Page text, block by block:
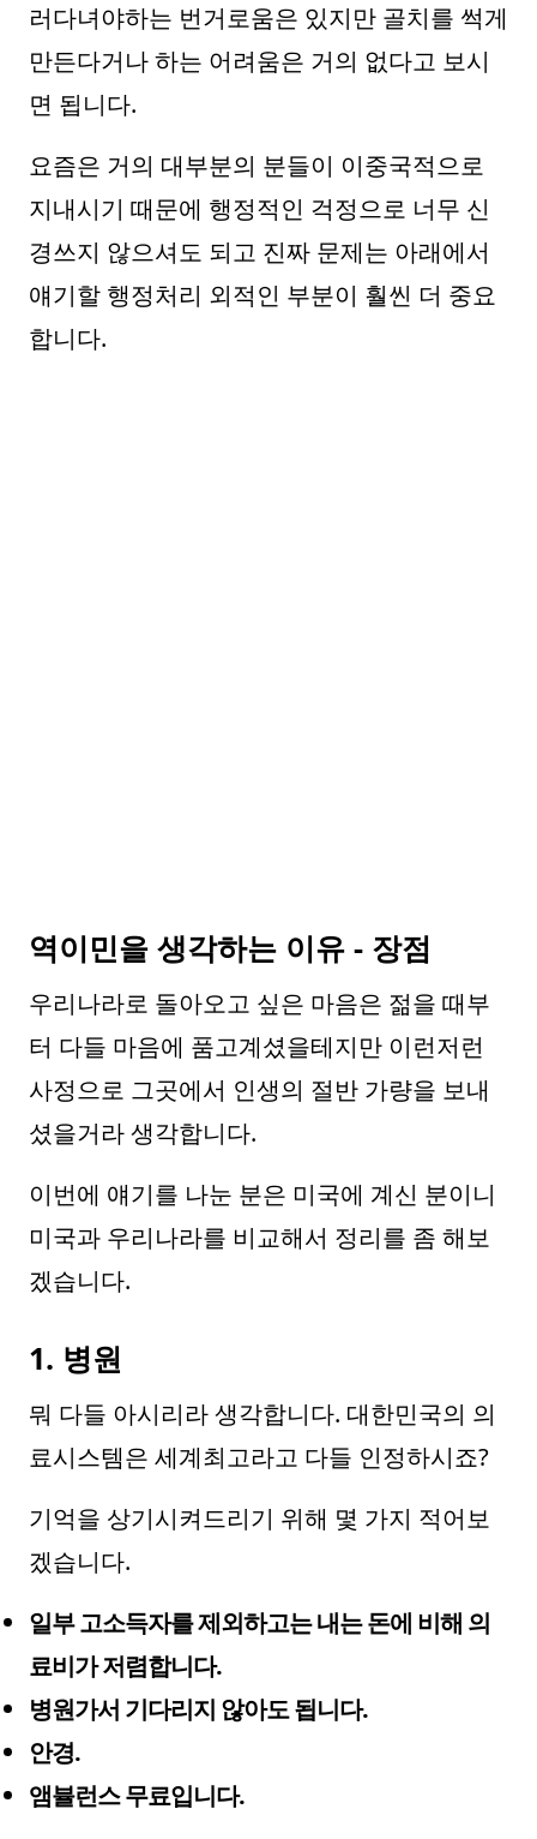
러다녀야하는 번거로움은 있지만 골치를 썩게
만든다거나 하는 어려움은 거의 없다고 보시
면 됩니다.
요즘은 거의 대부분의 분들이 이중국적으로
지내시기 때문에 행정적인 걱정으로 너무 신
경쓰지 않으셔도 되고 진짜 문제는 아래에서
얘기할 행정처리 외적인 부분이 훨씬 더 중요
합니다.
역이민을 생각하는 이유 - 장점
우리나라로 돌아오고 싶은 마음은 젊을 때부
터 다들 마음에 품고계셨을테지만 이런저런
사정으로 그곳에서 인생의 절반 가량을 보내
셨을거라 생각합니다.
이번에 얘기를 나눈 분은 미국에 계신 분이니
미국과 우리나라를 비교해서 정리를 좀 해보
겠습니다.
1. 병원
뭐 다들 아시리라 생각합니다. 대한민국의 의
료시스템은 세계최고라고 다들 인정하시죠?
기억을 상기시켜드리기 위해 몇 가지 적어보
겠습니다.
일부 고소득자를 제외하고는 내는 돈에 비해 의
료비가 저렴합니다.
병원가서 기다리지 않아도 됩니다.
안경.
앰뷸런스 무료입니다.